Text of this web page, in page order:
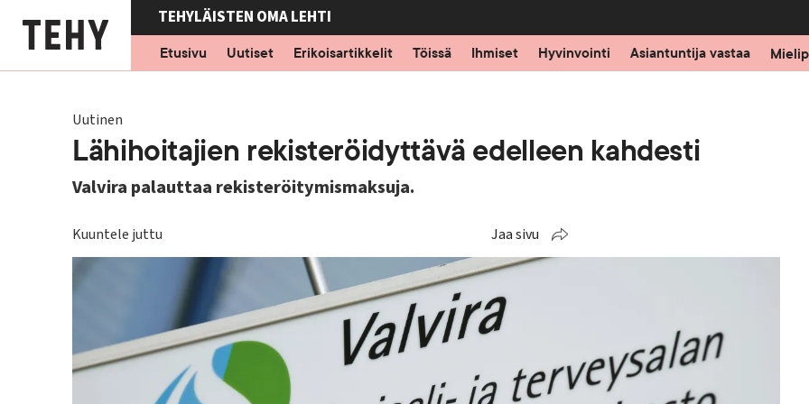
pääsisältöön
TEHYLÄISTEN OMA LEHTI
Etusivu
Uutiset Erikoisartikkelit Töissä Ihmiset Hyvinvointi Asiantuntija vastaa
Uutinen
Lähihoitajien rekisteröidyttävä edelleen kahdesti
Valvira palauttaa rekisteröitymismaksuja.
Kuuntele juttu Jaa sivu